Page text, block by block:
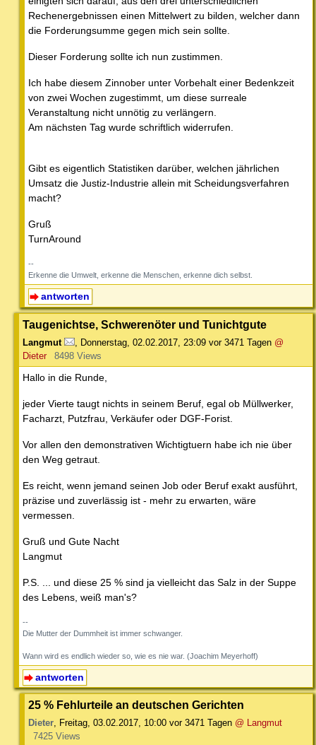
Rechenergebnissen einen Mittelwert zu bilden, welcher dann
die Forderungsumme gegen mich sein sollte.
Dieser Forderung sollte ich nun zustimmen.
Ich habe diesem Zinnober unter Vorbehalt einer Bedenkzeit
von zwei Wochen zugestimmt, um diese surreale
Veranstaltung nicht unnötig zu verlängern.
Am nächsten Tag wurde schriftlich widerrufen.
Gibt es eigentlich Statistiken darüber, welchen jährlichen
Umsatz die Justiz-Industrie allein mit Scheidungsverfahren
macht?
Gruß
TurnAround
--
Erkenne die Umwelt, erkenne die Menschen, erkenne dich selbst.
antworten
Taugenichtse, Schwerenöter und Tunichtgute
Langmut Donnerstag, 02.02.2017, 23:09 vor 3471 Tagen @
Dieter
8498 Views
Hallo in die Runde,
jeder Vierte taugt nichts in seinem Beruf, egal ob Müllwerker,
Facharzt, Putzfrau, Verkäufer oder DGF-Forist.
Vor allen den demonstrativen Wichtigtuern habe ich nie über
den Weg getraut.
Es reicht, wenn jemand seinen Job oder Beruf exakt ausführt,
präzise und zuverlässig ist - mehr zu erwarten, wäre
vermessen.
Gruß und Gute Nacht
Langmut
P.S. ... und diese 25 % sind ja vielleicht das Salz in der Suppe
des Lebens, weiß man's?
--
Die Mutter der Dummheit ist immer schwanger.
Wann wird es endlich wieder so, wie es nie war. (Joachim Meyerhoff)
antworten
25 % Fehlurteile an deutschen Gerichten
Dieter, Freitag, 03.02.2017, 10:00 vor 3471 Tagen @ Langmut
7425 Views